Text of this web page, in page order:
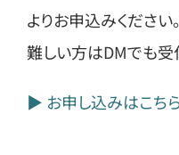
よりお申込みくださ
難しい方はDMでも受
▶ お申し込みはこち